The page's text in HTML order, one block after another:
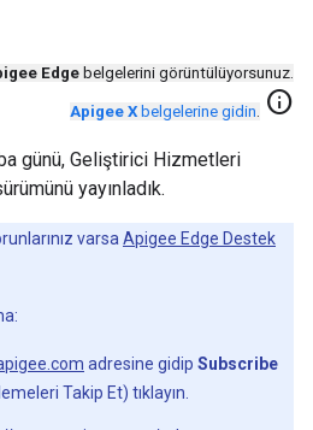
Edge belgelerini görüntülüyorsunuz.
Apigee X belgelerine gidin. info
günü, Geliştirici Hizmetleri
yayınladık.
varsa Apigee Edge Destek
adresine gidip Subscribe
Takip Et) tıklayın.